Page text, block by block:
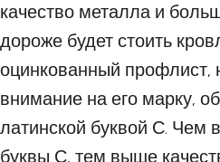
качество металла и
дороже будет стоить
оцинкованный профлист,
внимание на его марку,
латинской буквой С.
буквы С, тем выше